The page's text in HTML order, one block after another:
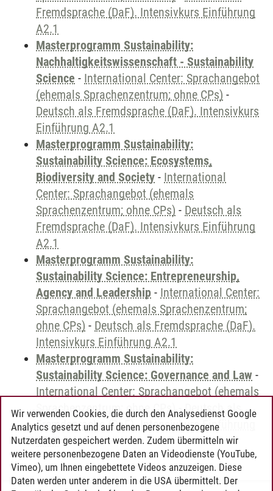
Fremdsprache (DaF). Intensivkurs Einführung
A2.1
Masterprogramm Sustainability:
Nachhaltigkeitswissenschaft - Sustainability
Science - International Center: Sprachangebot
(ehemals Sprachenzentrum; ohne CPs) -
Deutsch als Fremdsprache (DaF). Intensivkurs
Einführung A2.1
Masterprogramm Sustainability:
Sustainability Science: Ecosystems,
Biodiversity and Society - International
Center: Sprachangebot (ehemals
Sprachenzentrum; ohne CPs) - Deutsch als
Fremdsprache (DaF). Intensivkurs Einführung
A2.1
Masterprogramm Sustainability:
Sustainability Science: Entrepreneurship,
Agency and Leadership - International Center:
Sprachangebot (ehemals Sprachenzentrum;
ohne CPs) - Deutsch als Fremdsprache (DaF).
Intensivkurs Einführung A2.1
Masterprogramm Sustainability:
Sustainability Science: Governance and Law -
International Center: Sprachangebot (ehemals
Sprachenzentrum; ohne CPs)-Deutsch als
Fremdsprache (DaF). Intensivkurs Einführung
A2.1
Wir verwenden Cookies, die durch den Analysedienst Google
Analytics gesetzt und auf denen personenbezogene
Nutzerdaten gespeichert werden. Zudem übermitteln wir
weitere personenbezogene Daten an Videodienste (YouTube,
Vimeo), um Ihnen eingebettete Videos anzuzeigen. Diese
Daten werden unter anderem in die USA übermittelt. Der